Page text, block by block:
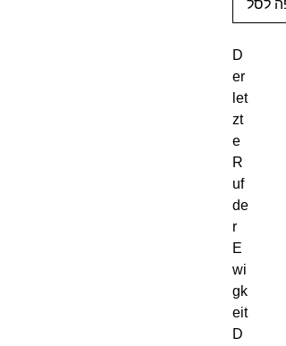
לסל
D
er
let
zt
e
R
uf
de
r
E
wi
gk
eit
D